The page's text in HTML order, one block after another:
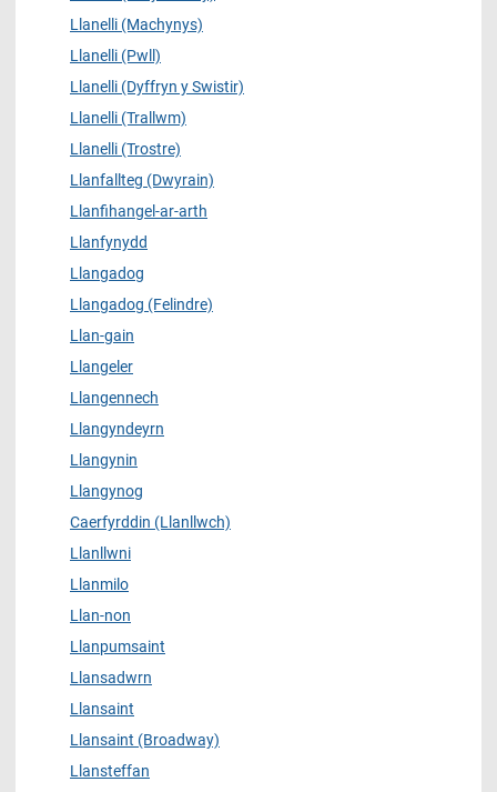
Llanelli (Machynys)
Llanelli (Pwll)
Llanelli (Dyffryn y Swistir)
Llanelli (Trallwm)
Llanelli (Trostre)
Llanfallteg (Dwyrain)
Llanfihangel-ar-arth
Llanfynydd
Llangadog
Llangadog (Felindre)
Llan-gain
Llangeler
Llangennech
Llangyndeyrn
Llangynin
Llangynog
Caerfyrddin (Llanllwch)
Llanllwni
Llanmilo
Llan-non
Llanpumsaint
Llansadwrn
Llansaint
Llansaint (Broadway)
Llansteffan